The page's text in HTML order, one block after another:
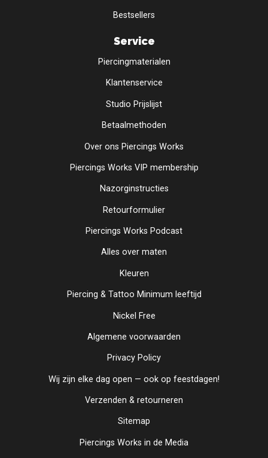
Bestsellers
Service
Piercingmaterialen
Klantenservice
Studio Prijslijst
Betaalmethoden
Over ons Piercings Works
Piercings Works VIP membership
Nazorginstructies
Retourformulier
Piercings Works Podcast
Alles over maten
Kleuren
Piercing & Tattoo Minimum leeftijd
Nickel Free
Algemene voorwaarden
Privacy Policy
Wij zijn elke dag open — ook op feestdagen!
Verzenden & retourneren
Sitemap
Piercings Works in de Media